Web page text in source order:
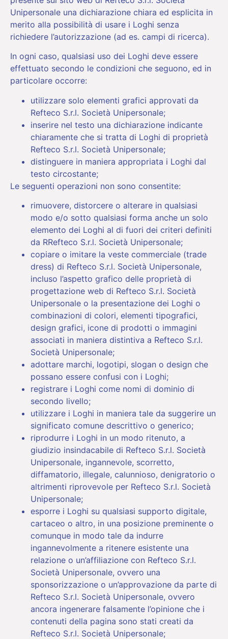
Unipersonale una dichiarazione chiara ed esplicita in
merito alla possibilità di usare i Loghi senza
richiedere l’autorizzazione (ad es. campi di ricerca).
In ogni caso, qualsiasi uso dei Loghi deve essere
effettuato secondo le condizioni che seguono, ed in
particolare occorre:
utilizzare solo elementi grafici approvati da
Refteco S.r.l. Società Unipersonale;
inserire nel testo una dichiarazione indicante
chiaramente che si tratta di Loghi di proprietà
Refteco S.r.l. Società Unipersonale;
distinguere in maniera appropriata i Loghi dal
testo circostante;
Le seguenti operazioni non sono consentite:
rimuovere, distorcere o alterare in qualsiasi
modo e/o sotto qualsiasi forma anche un solo
elemento dei Loghi al di fuori dei criteri definiti
da RRefteco S.r.l. Società Unipersonale;
copiare o imitare la veste commerciale (trade
dress) di Refteco S.r.l. Società Unipersonale,
incluso l’aspetto grafico delle proprietà di
progettazione web di Refteco S.r.l. Società
Unipersonale o la presentazione dei Loghi o
combinazioni di colori, elementi tipografici,
design grafici, icone di prodotti o immagini
associati in maniera distintiva a Refteco S.r.l.
Società Unipersonale;
adottare marchi, logotipi, slogan o design che
possano essere confusi con i Loghi;
registrare i Loghi come nomi di dominio di
secondo livello;
utilizzare i Loghi in maniera tale da suggerire un
significato comune descrittivo o generico;
riprodurre i Loghi in un modo ritenuto, a
giudizio insindacabile di Refteco S.r.l. Società
Unipersonale, ingannevole, scorretto,
diffamatorio, illegale, calunnioso, denigratorio o
altrimenti riprovevole per Refteco S.r.l. Società
Unipersonale;
esporre i Loghi su qualsiasi supporto digitale,
cartaceo o altro, in una posizione preminente o
comunque in modo tale da indurre
ingannevolmente a ritenere esistente una
relazione o un’affiliazione con Refteco S.r.l.
Società Unipersonale, ovvero una
sponsorizzazione o un’approvazione da parte di
Refteco S.r.l. Società Unipersonale, ovvero
ancora ingenerare falsamente l’opinione che i
contenuti della pagina sono stati creati da
Refteco S.r.l. Società Unipersonale;